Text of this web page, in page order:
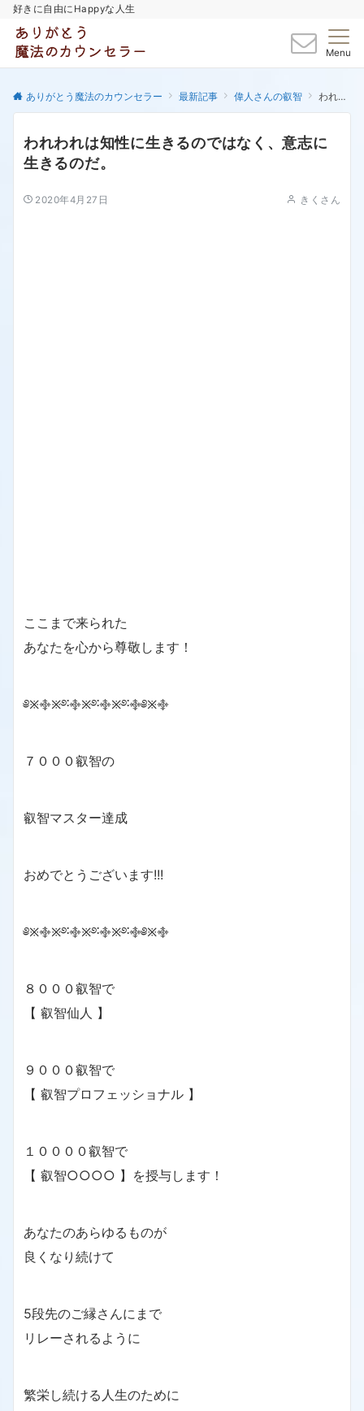
好きに自由にHappyな人生
Menu
ありがとう魔法のカウンセラー 最新記事 偉人さんの叡智 われわれは知性に生きるのではなく、意志に生きるのだ。
われわれは知性に生きるのではなく、意志に
生きるのだ。
2020年4月27日 きくさん
ここまで来られた
あなたを心から尊敬します！
༅྿࿇྿࿔࿒࿇྿࿔࿒࿇྿࿔࿒࿇༅྿࿇
７０００叡智の
叡智マスター達成
おめでとうございます!!!
༅྿࿇྿࿔࿒࿇྿࿔࿒࿇྿࿔࿒࿇༅྿࿇
８０００叡智で
【 叡智仙人 】
９０００叡智で
【 叡智プロフェッショナル 】
１００００叡智で
【 叡智○○○○ 】を授与します！
あなたのあらゆるものが
良くなり続けて
5段先のご縁さんにまで
リレーされるように
繁栄し続ける人生のために